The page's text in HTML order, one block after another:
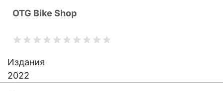
OTG Bike Shop
Издания
2022